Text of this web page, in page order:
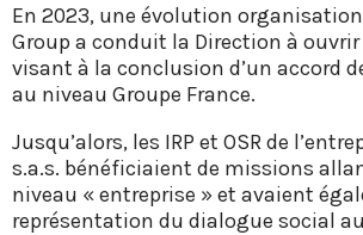
En 2023, une évolution
Group a conduit la Direction à
visant à la conclusion d’un accord
au niveau Groupe France.
Jusqu’alors, les IRP et OSR de
s.a.s. bénéficiaient de missions
niveau « entreprise » et avaient
représentation du dialogue social